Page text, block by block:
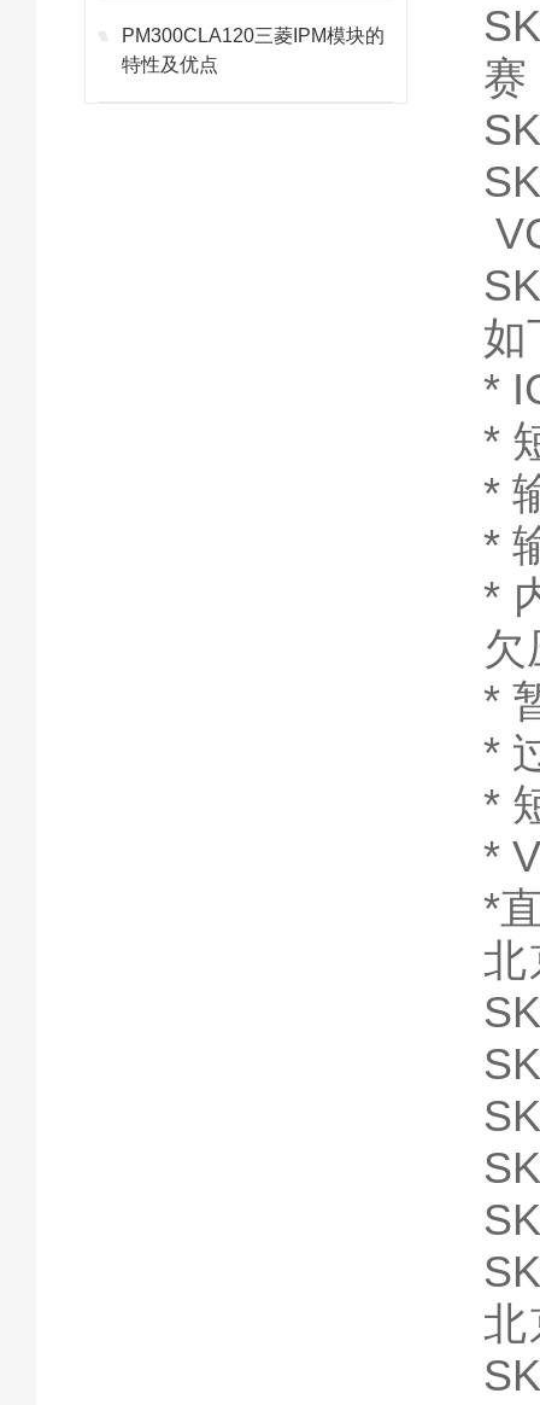
PM300CLA120三菱IPM模块的
特性及优点
如
*
*
*
*
*
欠
*
*
*
*
*
北
北